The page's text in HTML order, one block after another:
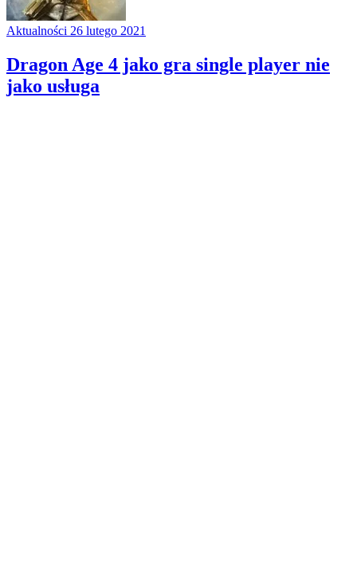
Aktualności 26 lutego 2021
Dragon Age 4 jako gra single player nie
jako usługa